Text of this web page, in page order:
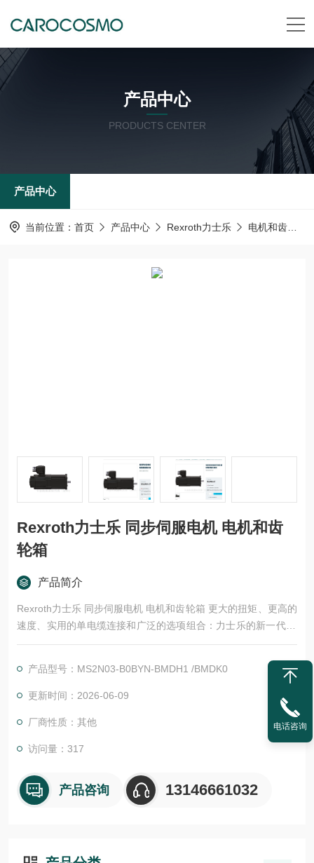
产品中心
PRODUCTS CENTER
产品中心
当前位置： 首页 产品中心 Rexroth力士乐 电机和齿轮箱
Rexroth力士乐 同步伺服电机 电机和齿
轮箱
产品简介
Rexroth力士乐 同步伺服电机 电机和齿轮箱 更大的扭矩、更高的
速度、实用的单电缆连接和广泛的选项组合：力士乐的新一代 M
S2N 电机将高动态性与紧凑的尺寸和优良能源效率相结合。低惯
量和中惯量的转子可提供优良批量定制。对于工业 4.0 环境中的
智能解决方案，MS2N 电机用作数据源。
产品型号：MS2N03-B0BYN-BMDH1 /BMDK0
更新时间：2026-06-09
厂商性质：其他
访问量：317
产品咨询 13146661032
电话咨询